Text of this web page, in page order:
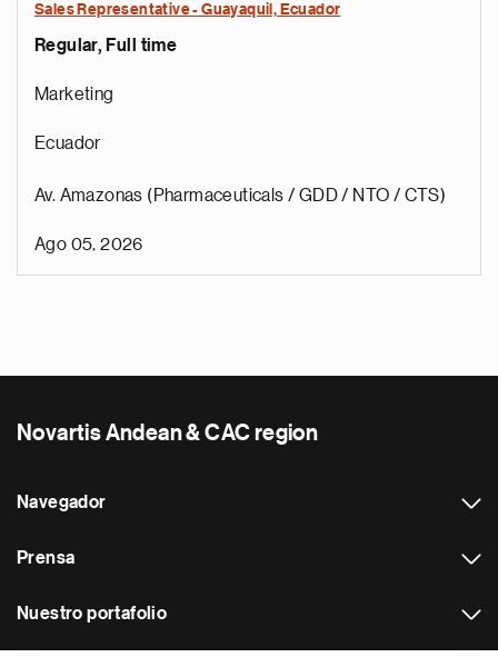
Sales Representative - Guayaquil, Ecuador
Regular, Full time
Marketing
Ecuador
Av. Amazonas (Pharmaceuticals / GDD / NTO / CTS)
Ago 05, 2026
Novartis Andean & CAC region
Navegador
Prensa
Nuestro portafolio